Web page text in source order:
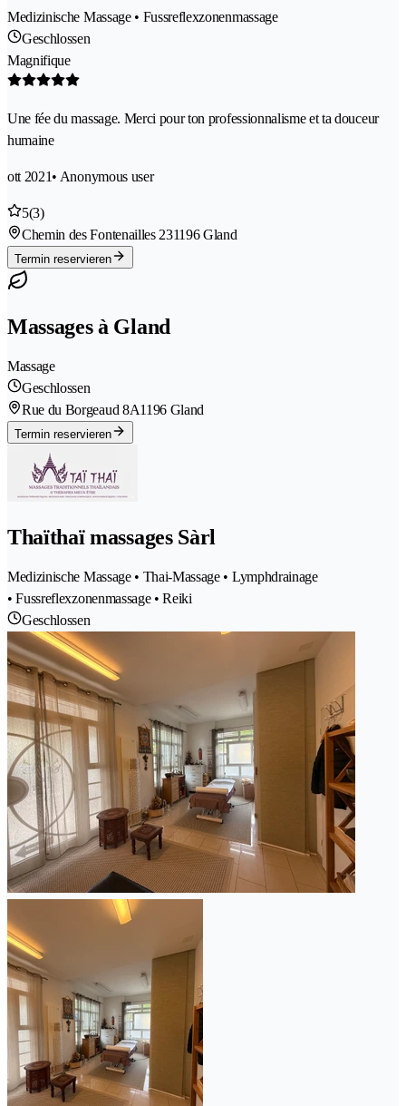
Medizinische Massage • Fussreflexzonenmassage
Geschlossen
Magnifique
Une fée du massage. Merci pour ton professionnalisme et ta douceur
humaine
ott 2021• Anonymous user
5(3)
Chemin des Fontenailles 231196 Gland
Termin reservieren
Massages à Gland
Massage
Geschlossen
Rue du Borgeaud 8A1196 Gland
Termin reservieren
Thaïthaï massages Sàrl
Medizinische Massage • Thai-Massage • Lymphdrainage
• Fussreflexzonenmassage • Reiki
Geschlossen